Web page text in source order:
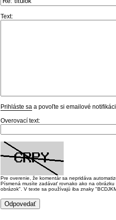
Text:
Prihláste sa a povoľte si emailové
Overovací text:
Pre overenie, že komentár sa nepridáva
Písmená musíte zadávať rovnako ako na
obrázok". V texte sa používajú iba znaky